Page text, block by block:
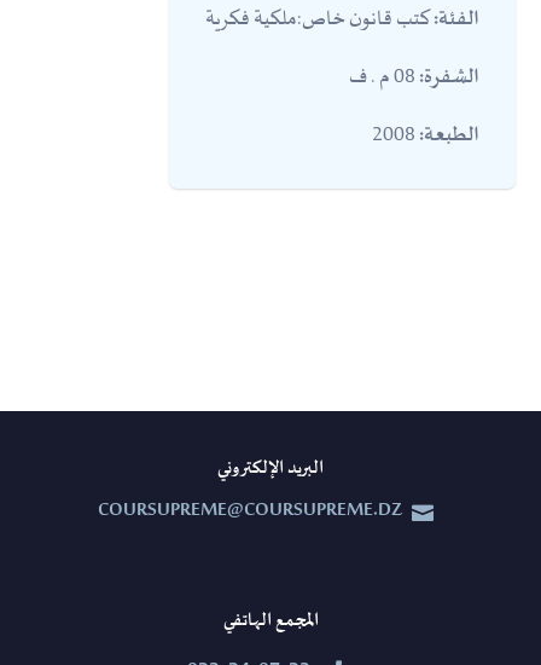
الفئة:كتب قانون خاص:ملكية فكرية
الشفرة:
الطبعة:
البريد الإلكتروني


COURSUPREME@COURSUPREME.DZ
المجمع الهاتفي